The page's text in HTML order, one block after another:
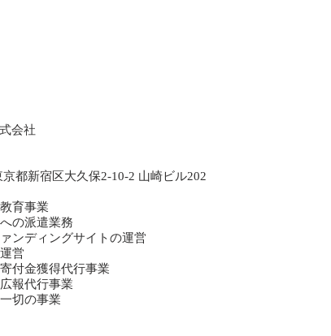
会社
都新宿区大久保2-10-2 山崎ビル202
育事業
の派遣業務
ンディングサイトの運営
営
付金獲得代行事業
報代行事業
切の事業